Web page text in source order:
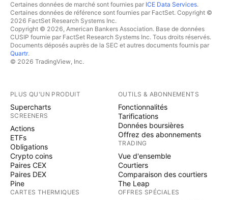
Certaines données de marché sont fournies par ICE Data Services.
Certaines données de référence sont fournies par FactSet. Copyright ©
2026 FactSet Research Systems Inc.
Copyright © 2026, American Bankers Association. Base de données
CUSIP fournie par FactSet Research Systems Inc. Tous droits réservés.
Documents déposés auprès de la SEC et autres documents fournis par
Quartr.
© 2026 TradingView, Inc.
PLUS QU'UN PRODUIT
Supercharts
SCREENERS
Actions
ETFs
Obligations
Crypto coins
Paires CEX
Paires DEX
Pine
CARTES THERMIQUES
OUTILS & ABONNEMENTS
Fonctionnalités
Tarifications
Données boursières
Offrez des abonnements
TRADING
Vue d'ensemble
Courtiers
Comparaison des courtiers
The Leap
OFFRES SPÉCIALES